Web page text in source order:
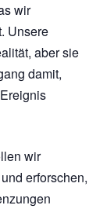
wir
Unsere
aber sie
damit,
wir
erforschen,